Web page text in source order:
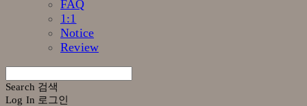
FAQ
1:1
Notice
Review
Search 검색
Log In 로그인